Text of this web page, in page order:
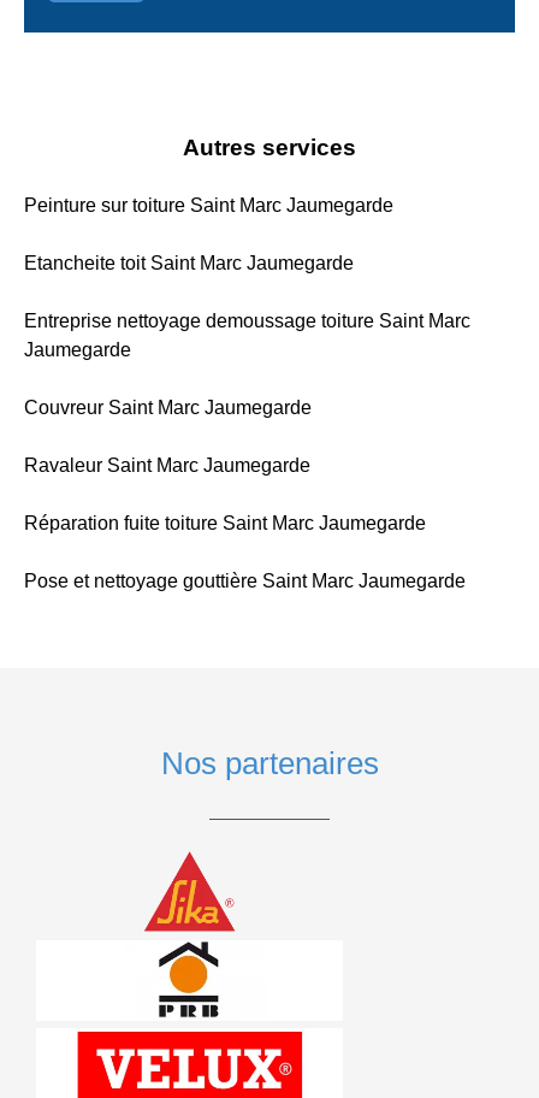
Autres services
Peinture sur toiture Saint Marc Jaumegarde
Etancheite toit Saint Marc Jaumegarde
Entreprise nettoyage demoussage toiture Saint Marc
Jaumegarde
Couvreur Saint Marc Jaumegarde
Ravaleur Saint Marc Jaumegarde
Réparation fuite toiture Saint Marc Jaumegarde
Pose et nettoyage gouttière Saint Marc Jaumegarde
Nos partenaires